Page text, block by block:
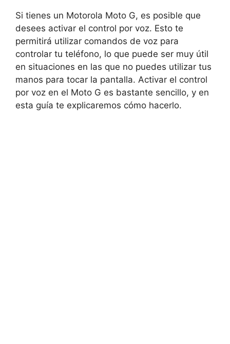
Si tienes un Motorola Moto G, es posible que
desees activar el control por voz. Esto te
permitirá utilizar comandos de voz para
controlar tu teléfono, lo que puede ser muy útil
en situaciones en las que no puedes utilizar tus
manos para tocar la pantalla. Activar el control
por voz en el Moto G es bastante sencillo, y en
esta guía te explicaremos cómo hacerlo.